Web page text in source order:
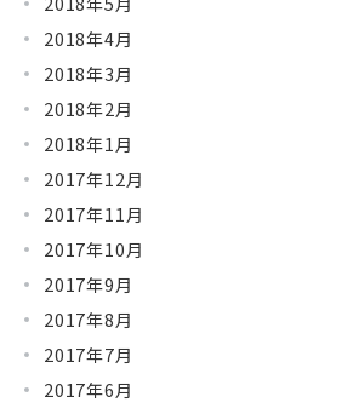
2018年4月
2018年3月
2018年2月
2018年1月
2017年12月
2017年11月
2017年10月
2017年9月
2017年8月
2017年7月
2017年6月